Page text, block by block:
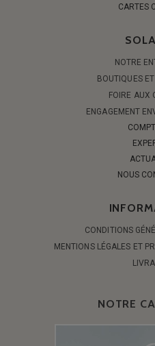
CARTES
NOTRE
BOUTIQUES
FOIRE AUX
ENGAGEMENT
NOUS
CONDITIONS
MENTIONS LÉGALES ET
NOTRE